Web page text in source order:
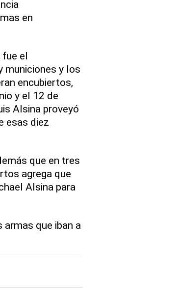
en
el
municiones y los
encubiertos,
y el 12 de
Alsina proveyó
esas diez
que en tres
agrega que
Alsina para
que iban a